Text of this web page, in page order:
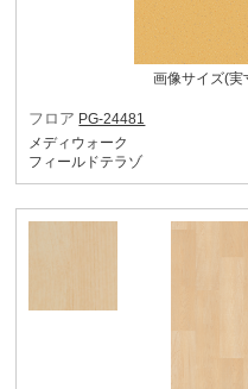
画像サイズ(
フロア PG-24481
メディウォーク
フィールドテラゾ